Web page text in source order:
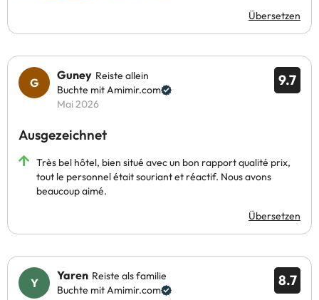
Übersetzen
9.7
Guney Reiste allein
Buchte mit Amimir.com
Mai 2026
Ausgezeichnet
Très bel hôtel, bien situé avec un bon rapport qualité prix,
tout le personnel était souriant et réactif. Nous avons
beaucoup aimé.
Übersetzen
8.7
Yaren Reiste als familie
Buchte mit Amimir.com